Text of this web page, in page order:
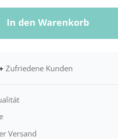
In den Warenkorb
Zufriedene Kunden
Versand